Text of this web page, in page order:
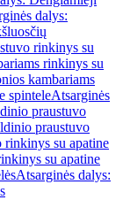
dalys:
rinkinys su
rinkinys su
kambariams
spinteleAtsarginės
praustuvo
praustuvo
su apatine
su apatine
Atsarginės dalys: